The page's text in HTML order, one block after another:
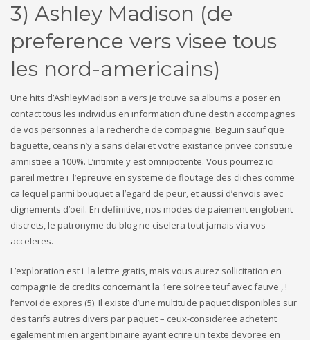
3) Ashley Madison (de
preference vers visee tous
les nord-americains)
Une hits d’AshleyMadison a vers je trouve sa albums a poser en
contact tous les individus en information d’une destin accompagnes
de vos personnes a la recherche de compagnie. Beguin sauf que
baguette, ceans n’y a sans delai et votre existance privee constitue
amnistiee a 100%. L’intimite y est omnipotente. Vous pourrez ici
pareil mettre i l’epreuve en systeme de floutage des cliches comme
ca lequel parmi bouquet a l’egard de peur, et aussi d’envois avec
clignements d’oeil. En definitive, nos modes de paiement englobent
discrets, le patronyme du blog ne ciselera tout jamais via vos
acceleres.
L’exploration est i la lettre gratis, mais vous aurez sollicitation en
compagnie de credits concernant la 1ere soiree teuf avec fauve , !
l’envoi de expres (5). Il existe d’une multitude paquet disponibles sur
des tarifs autres divers par paquet – ceux-consideree achetent
egalement mien argent binaire ayant ecrire un texte devoree en